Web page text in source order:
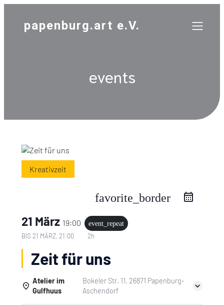
papenburg.art e.V.
events
Kreativzeit
favorite_border
21 März 19:00
event_repeat
BIS 21 MÄRZ, 21:00 2h
Zeit für uns
Atelier im
Gulfhuus
Bokeler Str. 11, 26871 Papenburg-
Aschendorf